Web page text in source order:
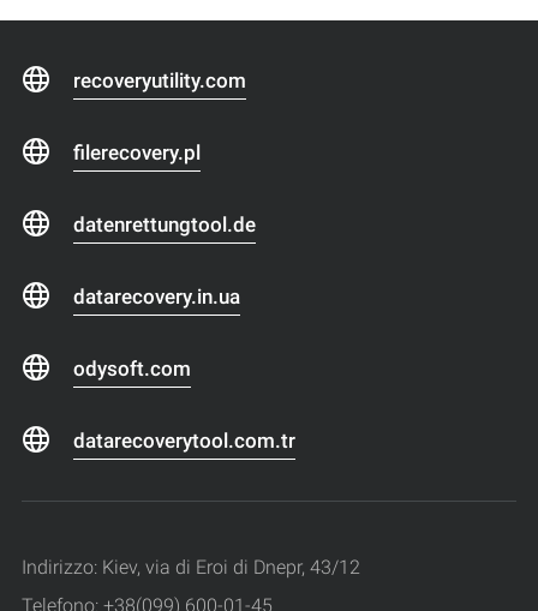
recoveryutility.com
filerecovery.pl
datenrettungtool.de
datarecovery.in.ua
odysoft.com
datarecoverytool.com.tr
Indirizzo: Kiev, via di Eroi di Dnepr, 43/12
Telefono: +38(099) 600-01-45